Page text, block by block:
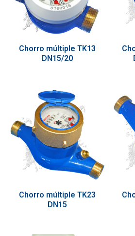
Chorro múltiple TK13
DN15/20
Chorro múltiple TK23
DN15